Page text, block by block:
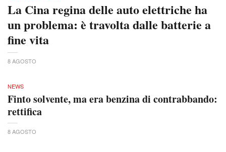
La Cina regina delle auto elettriche ha
un problema: è travolta dalle batterie a
fine vita
8 AGOSTO
NEWS
Finto solvente, ma era benzina di contrabbando:
rettifica
8 AGOSTO